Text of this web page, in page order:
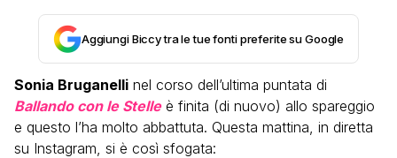
Aggiungi Biccy tra le tue fonti preferite su Google
Sonia Bruganelli nel corso dell’ultima puntata di
Ballando con le Stelleè finita (di nuovo) allo spareggio
e questo l’ha molto abbattuta. Questa mattina, in diretta
su Instagram, si è così sfogata: